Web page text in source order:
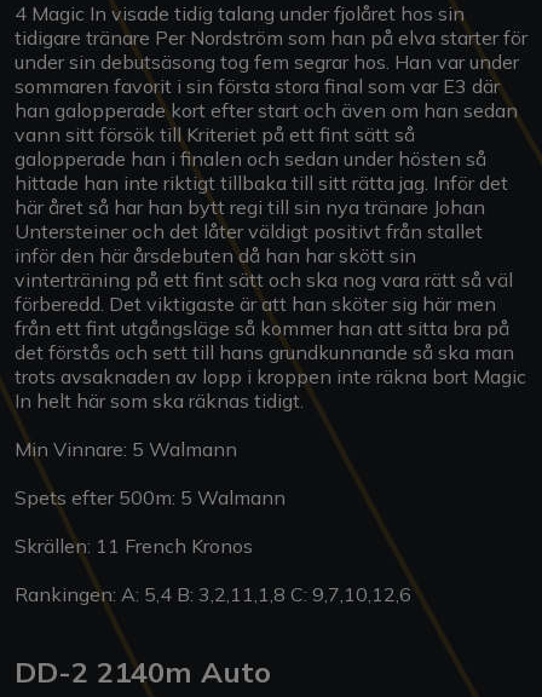
4 Magic In visade tidig talang under fjolåret hos sin
tidigare tränare Per Nordström som han på elva starter för
under sin debutsäsong tog fem segrar hos. Han var under
sommaren favorit i sin första stora final som var E3 där
han galopperade kort efter start och även om han sedan
vann sitt försök till Kriteriet på ett fint sätt så
galopperade han i finalen och sedan under hösten så
hittade han inte riktigt tillbaka till sitt rätta jag. Inför det
här året så har han bytt regi till sin nya tränare Johan
Untersteiner och det låter väldigt positivt från stallet
inför den här årsdebuten då han har skött sin
vinterträning på ett fint sätt och ska nog vara rätt så väl
förberedd. Det viktigaste är att han sköter sig här men
från ett fint utgångsläge så kommer han att sitta bra på
det förstås och sett till hans grundkunnande så ska man
trots avsaknaden av lopp i kroppen inte räkna bort Magic
In helt här som ska räknas tidigt.
Min Vinnare: 5 Walmann
Spets efter 500m: 5 Walmann
Skrällen: 11 French Kronos
Rankingen: A: 5,4 B: 3,2,11,1,8 C: 9,7,10,12,6
DD-2 2140m Auto